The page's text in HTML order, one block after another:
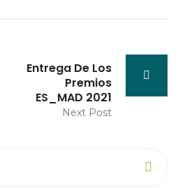
Entrega De Los
Premios
ES_MAD 2021
Next Post